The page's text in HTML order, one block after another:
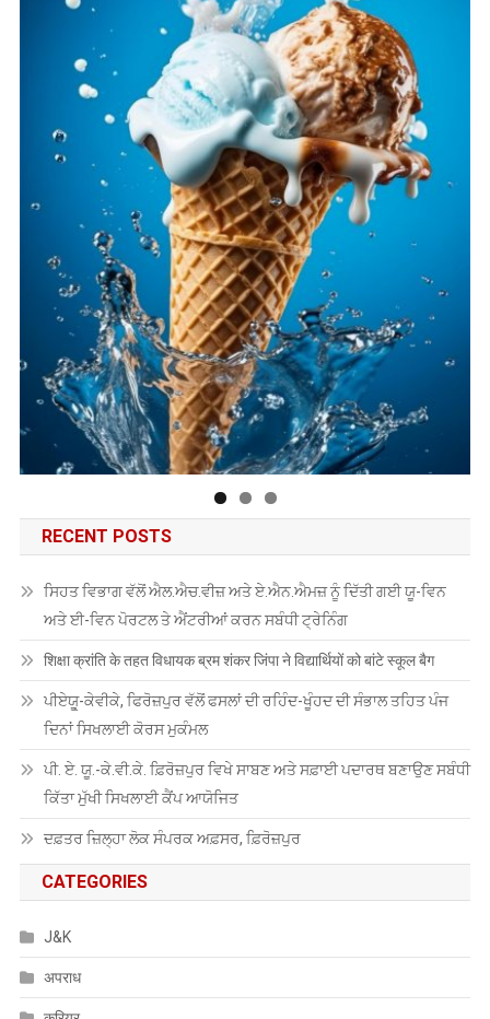
RECENT POSTS
ਸਿਹਤ ਵਿਭਾਗ ਵੱਲੋਂ ਐਲ.ਐਚ.ਵੀਜ਼ ਅਤੇ ਏ.ਐਨ.ਐਮਜ਼ ਨੂੰ ਦਿੱਤੀ ਗਈ ਯੂ-ਵਿਨ
ਅਤੇ ਈ-ਵਿਨ ਪੋਰਟਲ ਤੇ ਐਂਟਰੀਆਂ ਕਰਨ ਸਬੰਧੀ ਟ੍ਰੇਨਿੰਗ
शिक्षा क्रांति के तहत विधायक ब्रम शंकर जिंपा ने विद्यार्थियों को बांटे स्कूल बैग
ਪੀਏਯੂੑ-ਕੇਵੀਕੇ, ਫਿਰੋਜ਼ਪੁਰ ਵੱਲੋਂ ਫਸਲਾਂ ਦੀ ਰਹਿੰਦ-ਖੂੰਹਦ ਦੀ ਸੰਭਾਲ ਤਹਿਤ ਪੰਜ
ਦਿਨਾਂ ਸਿਖਲਾਈ ਕੋਰਸ ਮੁਕੰਮਲ
ਪੀ. ਏ. ਯੂ.-ਕੇ.ਵੀ.ਕੇ. ਫ਼ਿਰੋਜ਼ਪੁਰ ਵਿਖੇ ਸਾਬਣ ਅਤੇ ਸਫ਼ਾਈ ਪਦਾਰਥ ਬਣਾਉਣ ਸਬੰਧੀ
ਕਿੱਤਾ ਮੁੱਖੀ ਸਿਖਲਾਈ ਕੈਂਪ ਆਯੋਜਿਤ
ਦਫ਼ਤਰ ਜ਼ਿਲ੍ਹਾ ਲੋਕ ਸੰਪਰਕ ਅਫ਼ਸਰ, ਫ਼ਿਰੋਜ਼ਪੁਰ
CATEGORIES
J&K
अपराध